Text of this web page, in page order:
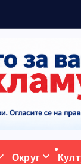
Округ